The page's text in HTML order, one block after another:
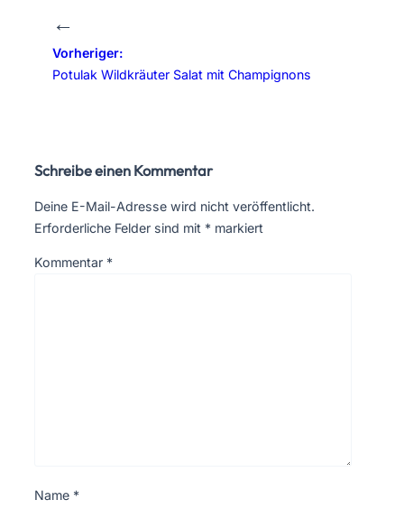
←
Vorheriger:
Potulak Wildkräuter Salat mit Champignons
Schreibe einen Kommentar
Deine E-Mail-Adresse wird nicht veröffentlicht.
Erforderliche Felder sind mit * markiert
Kommentar *
Name *